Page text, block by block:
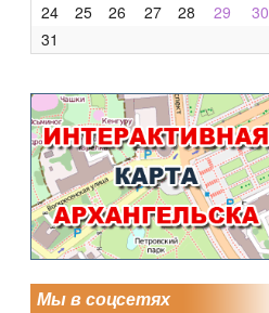
24
25 26 27 28 29
30
31
Мы в соцсетях